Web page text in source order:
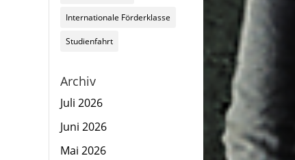
Internationale Förderklasse
Studienfahrt
Archiv
Juli 2026
Juni 2026
Mai 2026